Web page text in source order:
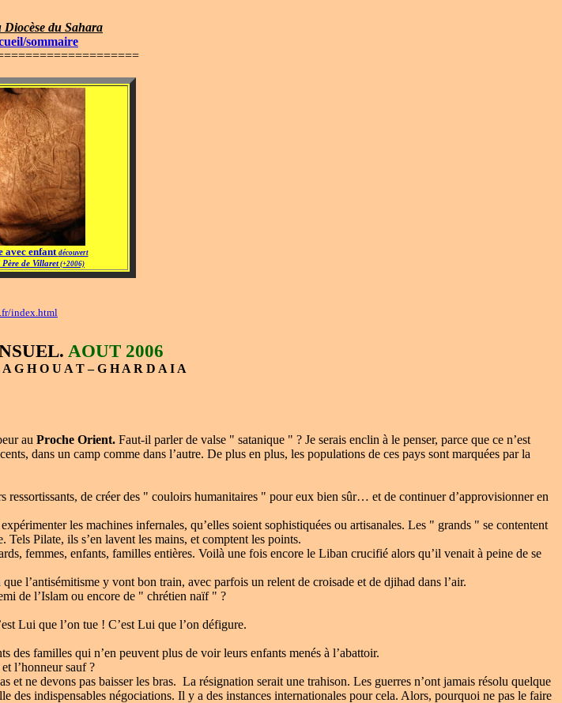
Diocèse du Sahara
sommaire
avec enfant découvert
Père de Villaret(+2006)
index.html
AOUT 2006
G H O U A T – G H A R D A I A
au Proche Orient. Faut-il parler de valse " satanique " ? Je serais enclin à le penser, parce que ce n’est
dans un camp comme dans l’autre. De plus en plus, les populations de ces pays sont marquées par la
de créer des " couloirs humanitaires " pour eux bien sûr… et de continuer d’approvisionner en
les machines infernales, qu’elles soient sophistiquées ou artisanales. Les " grands " se contentent
Tels Pilate, ils s’en lavent les mains, et comptent les points.
femmes, enfants, familles entières. Voilà une fois encore le Liban crucifié alors qu’il venait à peine de se
l’antisémitisme y vont bon train, avec parfois un relent de croisade et de djihad dans l’air.
de l’Islam ou encore de " chrétien naïf " ?
Lui que l’on tue ! C’est Lui que l’on défigure.
des familles qui n’en peuvent plus de voir leurs enfants menés à l’abattoir.
l’honneur sauf ?
ne devons pas baisser les bras. La résignation serait une trahison. Les guerres n’ont jamais résolu quelque
des indispensables négociations. Il y a des instances internationales pour cela. Alors, pourquoi ne pas le faire